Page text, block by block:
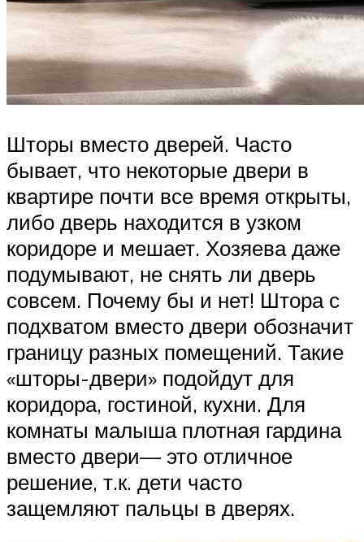
Шторы вместо дверей. Часто
бывает, что некоторые двери в
квартире почти все время открыты,
либо дверь находится в узком
коридоре и мешает. Хозяева даже
подумывают, не снять ли дверь
совсем. Почему бы и нет! Штора с
подхватом вместо двери обозначит
границу разных помещений. Такие
«шторы-двери» подойдут для
коридора, гостиной, кухни. Для
комнаты малыша плотная гардина
вместо двери— это отличное
решение, т.к. дети часто
защемляют пальцы в дверях.